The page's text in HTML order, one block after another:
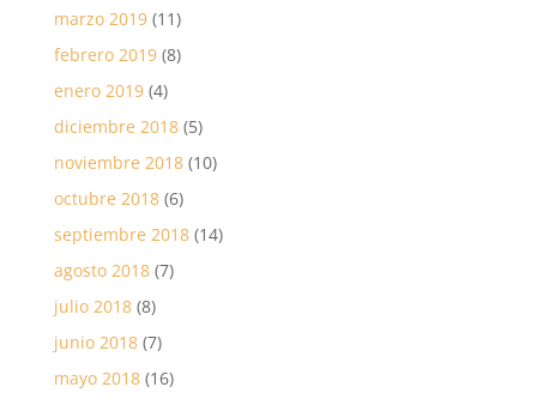
marzo 2019(11)
febrero 2019(8)
enero 2019(4)
diciembre 2018(5)
noviembre 2018(10)
octubre 2018(6)
septiembre 2018(14)
agosto 2018(7)
julio 2018(8)
junio 2018(7)
mayo 2018(16)